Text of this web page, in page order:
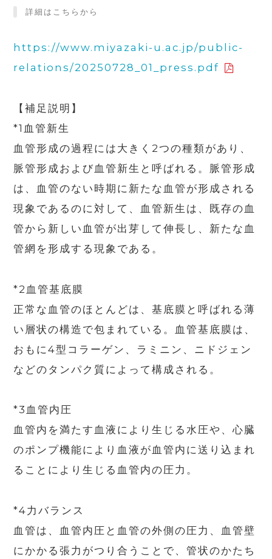
詳細はこちらから
https://www.miyazaki-u.ac.jp/public-
relations/20250728_01_press.pdf
【補足説明】
*1血管新生
血管形成の過程には大きく2つの種類があり、
脈管形成および血管新生と呼ばれる。脈管形成
は、血管のない時期に新たな血管が形成される
現象であるのに対して、血管新生は、既存の血
管から新しい血管が出芽して伸長し、新たな血
管網を形成する現象である。
*2血管基底膜
正常な血管のほとんどは、基底膜と呼ばれる薄
い層状の構造で包まれている。血管基底膜は、
おもに4型コラーゲン、ラミニン、ニドジェン
などのタンパク質によって構成される。
*3血管内圧
血管内を満たす血液により生じる水圧や、心臓
のポンプ機能により血液が血管内に送り込まれ
ることにより生じる血管内の圧力。
*4力バランス
血管は、血管内圧と血管の外側の圧力、血管壁
にかかる張力がつり合うことで、管状のかたち